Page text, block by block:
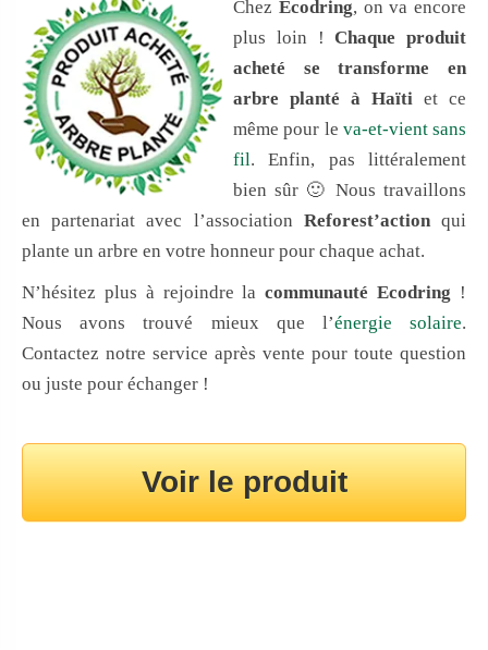
Chez Ecodring, on va encore
plus loin !Chaque produit
acheté se transforme en
arbre planté à Haïti et ce
même pour le va-et-vient sans
fil. Enfin, pas littéralement
bien sûr 🙂 Nous travaillons
en partenariat avec l’association Reforest’actionqui
plante un arbre en votre honneur pour chaque achat.
N’hésitez plus à rejoindre lacommunauté Ecodring !
Nous avons trouvé mieux que l’énergie solaire.
Contactez notre service après vente pour toute question
ou juste pour échanger !
Voir le produit